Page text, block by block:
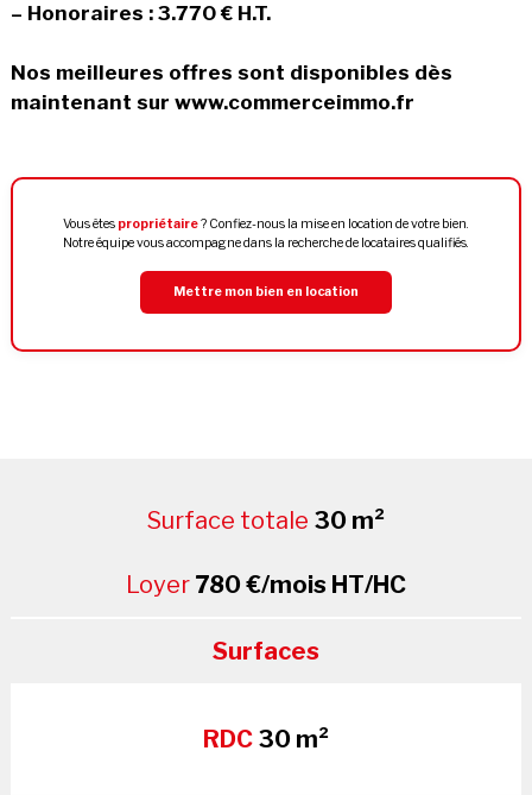
– Honoraires : 3.770 € H.T.
Nos meilleures offres sont disponibles dès
maintenant sur www.commerceimmo.fr
Vous êtes propriétaire? Confiez-nous la mise en location de votre bien.
Notre équipe vous accompagne dans la recherche de locataires qualifiés.
Mettre mon bien en location
Surface totale 30 m²
Loyer 780 €/mois HT/HC
Surfaces
RDC 30 m²